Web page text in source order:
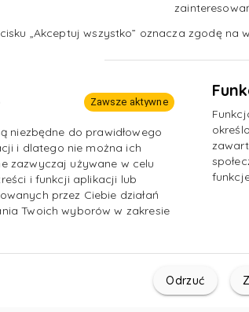
„Akceptuj wszystko” oznacza zgodę
Zawsze aktywne
niezbędne do prawidłowego
i dlatego nie można ich
zazwyczaj używane w celu
i funkcji aplikacji lub
przez Ciebie działań
Twoich wyborów w zakresie
Odrzuć